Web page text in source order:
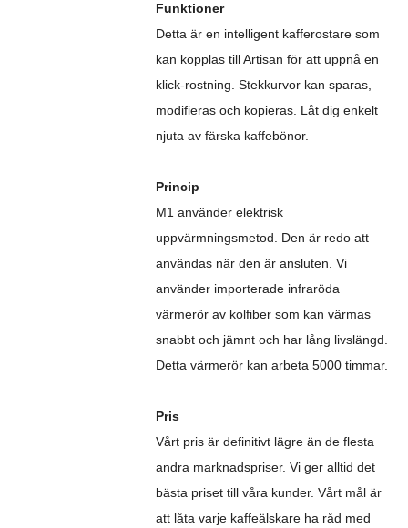
Funktioner
Detta är en intelligent kafferostare som
kan kopplas till Artisan för att uppnå en
klick-rostning. Stekkurvor kan sparas,
modifieras och kopieras. Låt dig enkelt
njuta av färska kaffebönor.
Princip
M1 använder elektrisk
uppvärmningsmetod. Den är redo att
användas när den är ansluten. Vi
använder importerade infraröda
värmerör av kolfiber som kan värmas
snabbt och jämnt och har lång livslängd.
Detta värmerör kan arbeta 5000 timmar.
Pris
Vårt pris är definitivt lägre än de flesta
andra marknadspriser. Vi ger alltid det
bästa priset till våra kunder. Vårt mål är
att låta varje kaffeälskare ha råd med